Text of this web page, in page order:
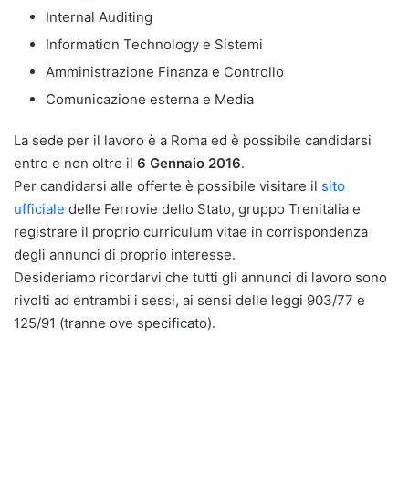
Internal Auditing
Information Technology e Sistemi
Amministrazione Finanza e Controllo
Comunicazione esterna e Media
La sede per il lavoro è a Roma ed è possibile candidarsi
entro e non oltre il 6 Gennaio 2016.
Per candidarsi alle offerte è possibile visitare il sito
ufficiale delle Ferrovie dello Stato, gruppo Trenitalia e
registrare il proprio curriculum vitae in corrispondenza
degli annunci di proprio interesse.
Desideriamo ricordarvi che tutti gli annunci di lavoro sono
rivolti ad entrambi i sessi, ai sensi delle leggi 903/77 e
125/91 (tranne ove specificato).